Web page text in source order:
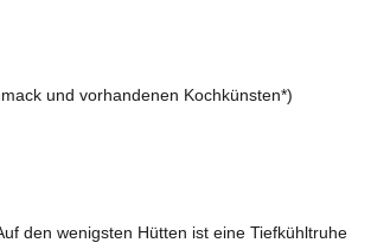
und vorhandenen Kochkünsten*)
den wenigsten Hütten ist eine Tiefkühltruhe